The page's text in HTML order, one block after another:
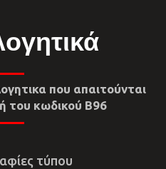
που απαιτούνται
του κωδικού Β96
τύπου